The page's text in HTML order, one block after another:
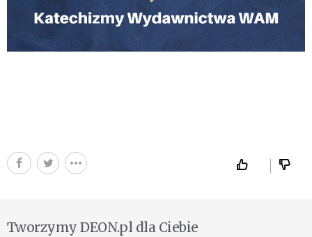
Tworzymy DEON.pl dla Ciebie